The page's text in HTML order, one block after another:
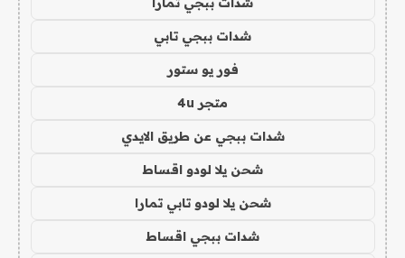
شدات ببجي تابي
فور يو ستور
متجر 4u
شدات ببجي عن طريق الايدي
شحن يلا لودو اقساط
شحن يلا لودو تابي تمارا
شدات ببجي اقساط